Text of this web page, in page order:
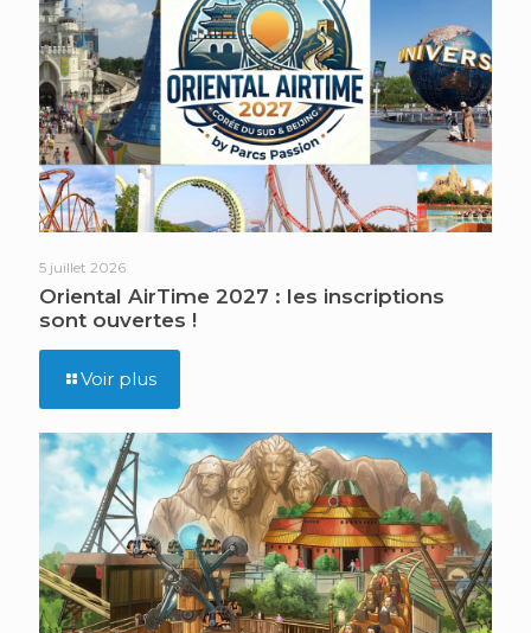
5 juillet 2026
Oriental AirTime 2027 : les inscriptions
sont ouvertes !
Voir plus